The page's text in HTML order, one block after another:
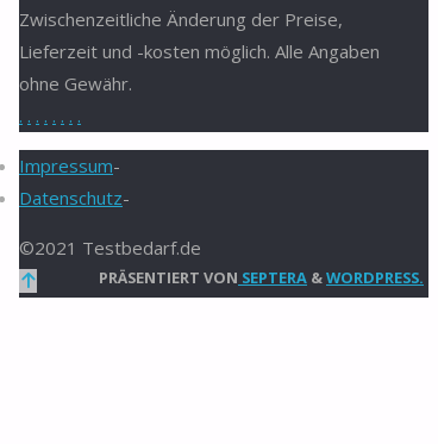
Zwischenzeitliche Änderung der Preise,
Lieferzeit und -kosten möglich. Alle Angaben
ohne Gewähr.
. . . . . . . .
Impressum-
Datenschutz-
©2021 Testbedarf.de
PRÄSENTIERT VON SEPTERA &WORDPRESS.
Zurück